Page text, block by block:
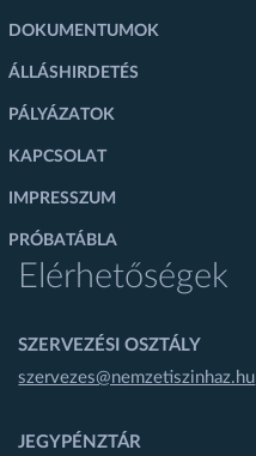
DOKUMENTUMOK
ÁLLÁSHIRDETÉS
PÁLYÁZATOK
KAPCSOLAT
IMPRESSZUM
PRÓBATÁBLA
Elérhetőségek
SZERVEZÉSI OSZTÁLY
szervezes@nemzetiszinhaz.hu
JEGYPÉNZTÁR